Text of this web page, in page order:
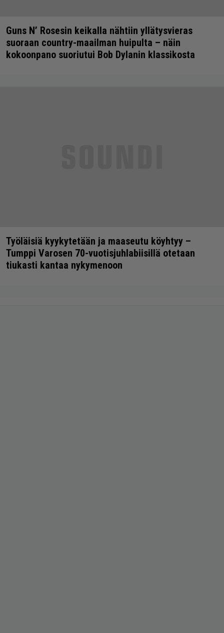
Guns N’ Rosesin keikalla nähtiin yllätysvieras
suoraan country-maailman huipulta – näin
kokoonpano suoriutui Bob Dylanin klassikosta
Työläisiä kyykytetään ja maaseutu köyhtyy –
Tumppi Varosen 70-vuotisjuhlabiisillä otetaan
tiukasti kantaa nykymenoon